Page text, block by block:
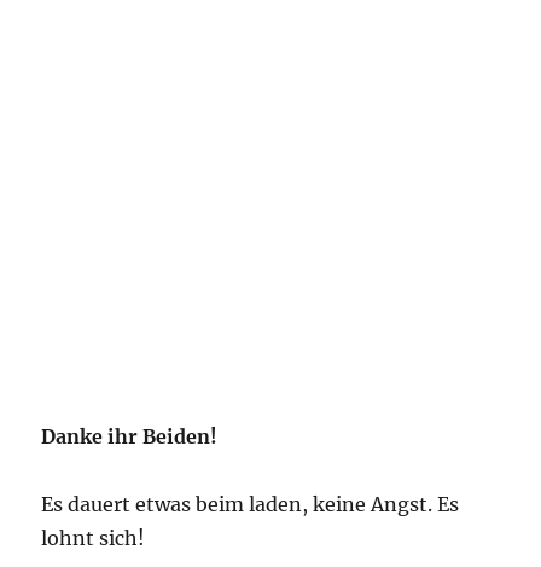
Danke ihr Beiden!
Es dauert etwas beim laden, keine Angst. Es
lohnt sich!